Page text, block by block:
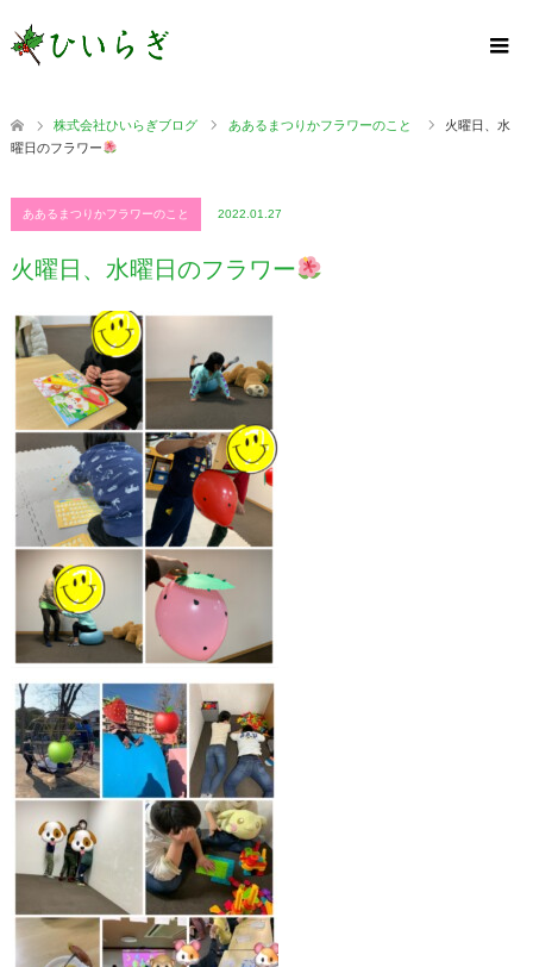
株式会社ひいらぎブログ ああるまつりかフラワーのこと
火曜日、水
曜日のフラワー
ああるまつりかフラワーのこと 2022.01.27
火曜日、水曜日のフラワー